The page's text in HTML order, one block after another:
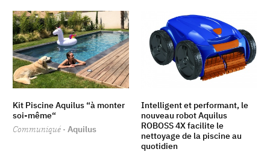
Kit Piscine Aquilus “à monter
soi-même“
Communiqué · Aquilus
Intelligent et performant, le
nouveau robot Aquilus
ROBOSS 4X facilite le
nettoyage de la piscine au
quotidien